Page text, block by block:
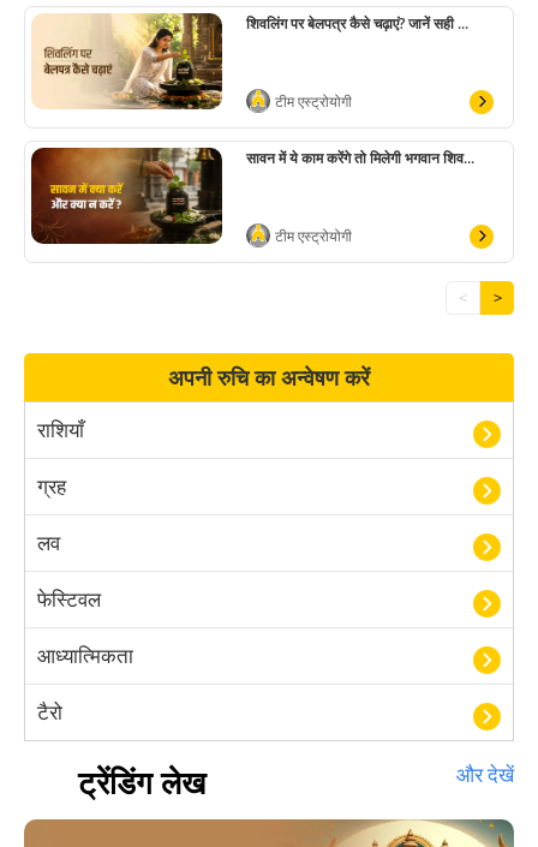
शिवलिंग पर बेलपत्र कैसे चढ़ाएं? जानें सही ...
टीम एस्ट्रोयोगी
सावन में ये काम करेंगे तो मिलेगी भगवान शिव...
टीम एस्ट्रोयोगी
< >
अपनी रुचि का अन्वेषण करें
राशियाँ
ग्रह
लव
फेस्टिवल
आध्यात्मिकता
टैरो
हस्तरेखा शास्त्र
बॉलीवुड
ट्रेंडिंग लेख और देखें